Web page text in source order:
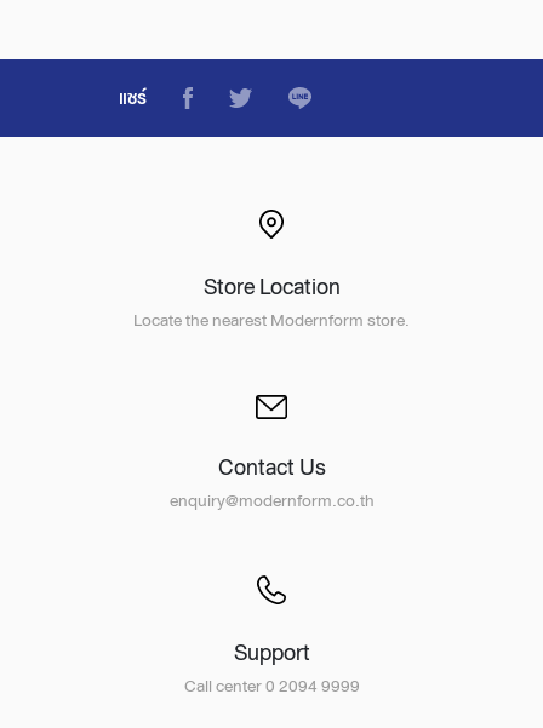
แชร์
Store Location
Locate the nearest Modernform store.
Contact Us
enquiry@modernform.co.th
Support
Call center 0 2094 9999